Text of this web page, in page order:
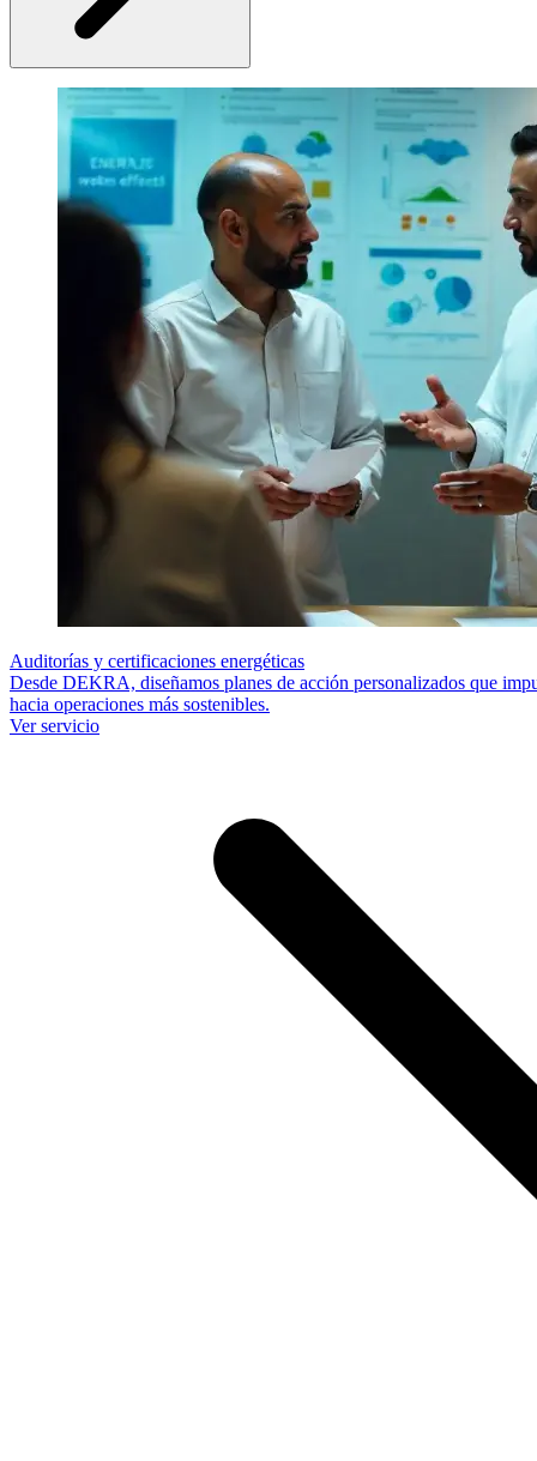
Auditorías y certificaciones energéticas
Desde DEKRA, diseñamos planes de acción personalizados que
hacia operaciones más sostenibles.
Ver servicio